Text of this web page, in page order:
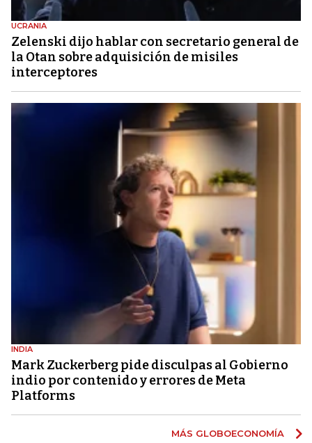
UCRANIA
Zelenski dijo hablar con secretario general de
la Otan sobre adquisición de misiles
interceptores
INDIA
Mark Zuckerberg pide disculpas al Gobierno
indio por contenido y errores de Meta
Platforms
MÁS GLOBOECONOMÍA